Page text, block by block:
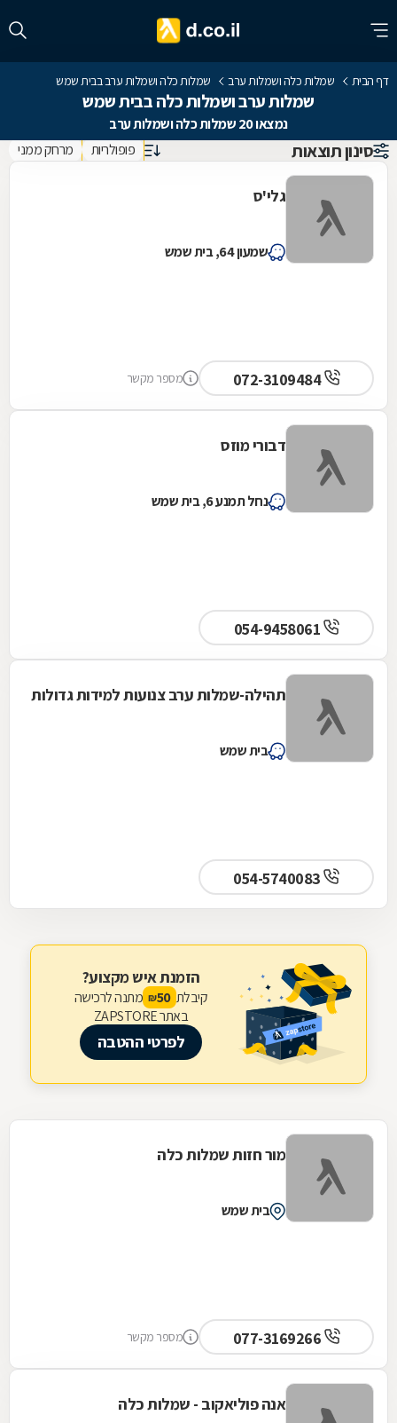
דף הבית שמלות כלה ושמלות ערב שמלות כלה ושמלות ערב בבית שמש
שמלות ערב ושמלות כלה בבית שמש
נמצאו 20 שמלות כלה ושמלות ערב
סינון תוצאות פופולריות מרחק ממני
גלי'ס
שמעון 64, בית שמש
072-3109484 מספר מקשר
דבורי מוזס
נחל תמנע 6, בית שמש
תהילה-שמלות ערב צנועות למידות גדולות
בית שמש
הזמנת איש מקצוע?
קיבלת 50
₪ מתנה לרכישה
באתר ZAPSTORE
לפרטי ההטבה
מור חזות שמלות כלה
בית שמש
מספר מקשר
אנה פוליאקוב - שמלות כלה